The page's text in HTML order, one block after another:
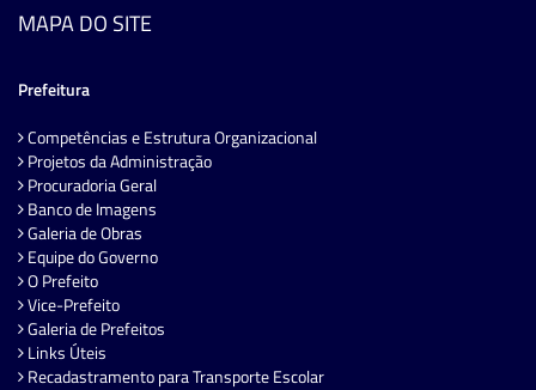
MAPA DO SITE
Prefeitura
Competências e Estrutura Organizacional
Projetos da Administração
Procuradoria Geral
Banco de Imagens
Galeria de Obras
Equipe do Governo
O Prefeito
Vice-Prefeito
Galeria de Prefeitos
Links Úteis
Recadastramento para Transporte Escolar